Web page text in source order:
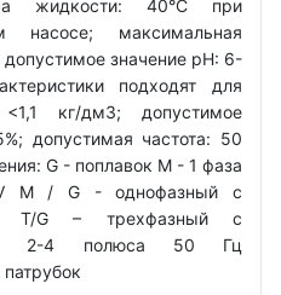
жидкости: 40°C при
насосе; максимальная
значение рН: 6-
подходят для
кг/дм3; допустимое
допустимая частота: 50
G - поплавок М - 1 фаза
M / G - однофазный с
T/G – трехфазный с
2-4 полюса 50 Гц